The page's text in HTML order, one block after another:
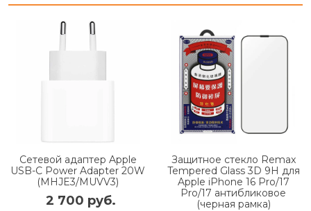
Сетевой адаптер Apple
USB-C Power Adapter 20W
(MHJE3/MUVV3)
2 700 руб.
Защитное стекло Remax
Tempered Glass 3D 9H для
Apple iPhone 16 Pro/17
Pro/17 антибликовое
(черная рамка)